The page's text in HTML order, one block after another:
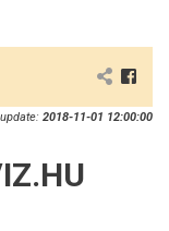
2018-11-01 12:00:00